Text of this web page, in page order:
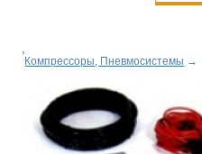
Компрессоры, Пневмосистемы →